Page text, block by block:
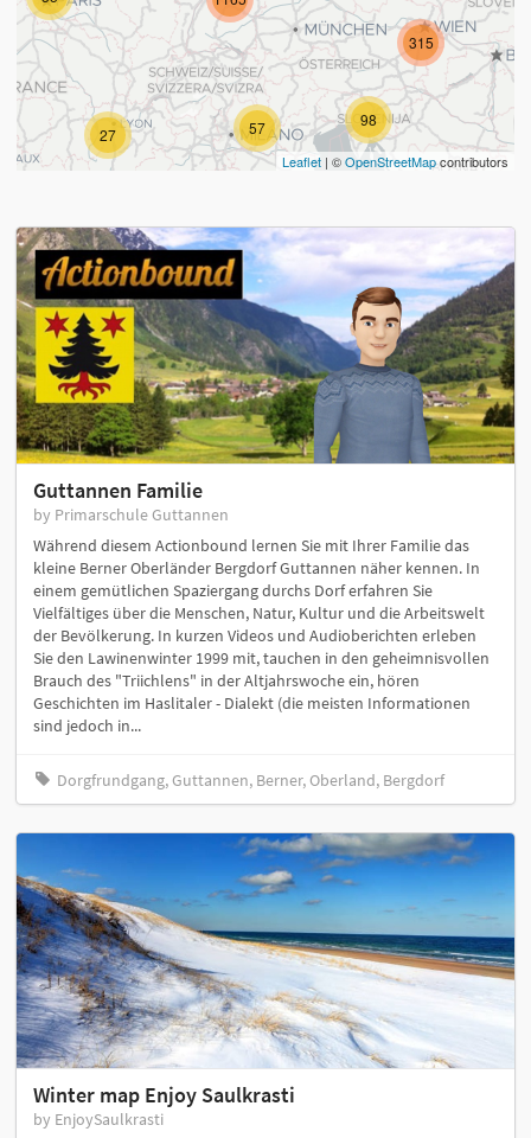
27 57 98
315
Leaflet | ©OpenStreetMapcontributors
Guttannen Familie
by Primarschule Guttannen
Während diesem Actionbound lernen Sie mit Ihrer Familie das
kleine Berner Oberländer Bergdorf Guttannen näher kennen. In
einem gemütlichen Spaziergang durchs Dorf erfahren Sie
Vielfältiges über die Menschen, Natur, Kultur und die Arbeitswelt
der Bevölkerung. In kurzen Videos und Audioberichten erleben
Sie den Lawinenwinter 1999 mit, tauchen in den geheimnisvollen
Brauch des "Triichlens" in der Altjahrswoche ein, hören
Geschichten im Haslitaler - Dialekt (die meisten Informationen
sind jedoch in...
Dorgfrundgang, Guttannen, Berner, Oberland, Bergdorf
Winter map Enjoy Saulkrasti
by EnjoySaulkrasti